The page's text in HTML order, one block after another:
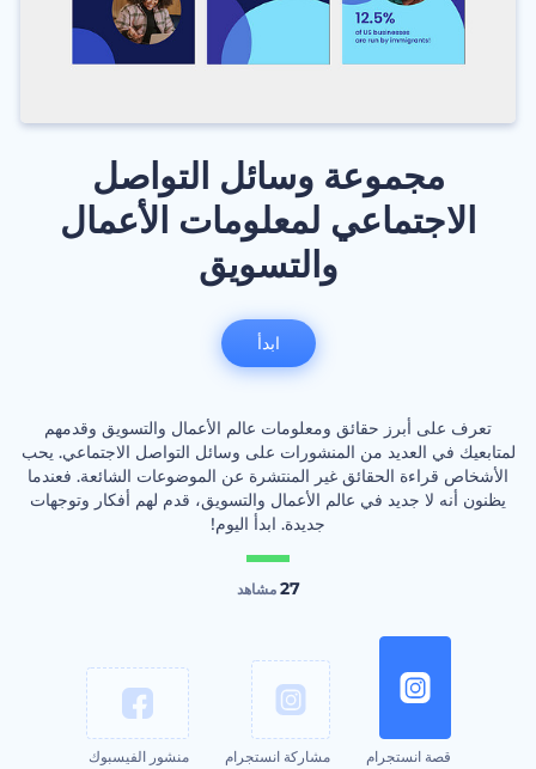
مجموعة وسائل التواصل
الاجتماعي لمعلومات الأعمال
والتسويق
تعرف على أبرز حقائق ومعلومات عالم الأعمال والتسويق وقدمهم
لمتابعيك في العديد من المنشورات على وسائل التواصل الاجتماعي. يحب
الأشخاص قراءة الحقائق غير المنتشرة عن الموضوعات الشائعة. فعندما
يظنون أنه لا جديد في عالم الأعمال والتسويق، قدم لهم أفكار وتوجهات
جديدة. ابدأ اليوم!
27 مشاهد
قصة انستجرام
مشاركة انستجرام
منشور الفيسبوك
ابدأ